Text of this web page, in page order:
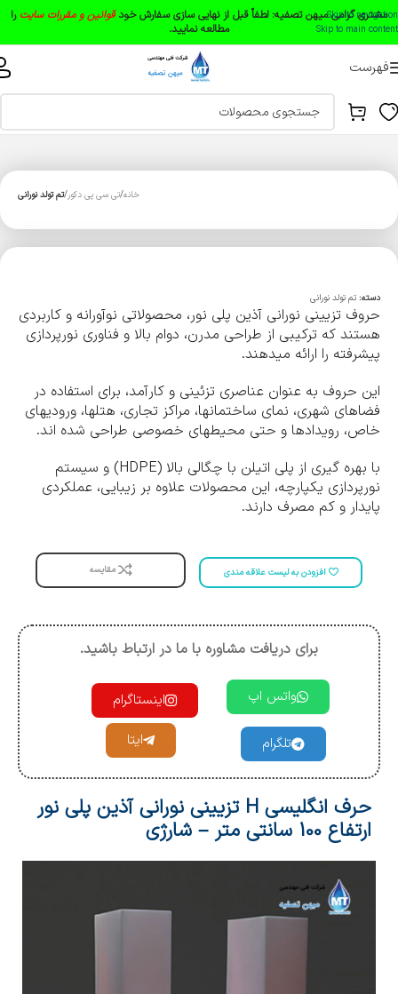
Skip to navigation
Skip to main content
مشتری گرامی میهن تصفیه: لطفاً قبل از نهایی سازی سفارش خودقوانین و مقررات سایت را
مطالعه نمایید.
فهرست
خانه تی سی پی دکور تم تولد نورانی
دسته: تم تولد نورانی
حروف تزیینی نورانی آذین پلی نور، محصولاتی نوآورانه و کاربردی
هستند که ترکیبی از طراحی مدرن، دوام بالا و فناوری نورپردازی
پیشرفته را ارائه میدهند.
این حروف به عنوان عناصری تزئینی و کارآمد، برای استفاده در
فضاهای شهری، نمای ساختمانها، مراکز تجاری، هتلها، ورودیهای
خاص، رویدادها و حتی محیطهای خصوصی طراحی شده اند.
با بهره گیری از پلی اتیلن با چگالی بالا (HDPE) و سیستم
نورپردازی یکپارچه، این محصولات علاوه بر زیبایی، عملکردی
پایدار و کم مصرف دارند.
افزودن به لیست علاقه مندی مقایسه
برای دریافت مشاوره با ما در ارتباط باشید.
واتس اپ اینستاگرام
تلگرام ایتا
حرف انگلیسی H تزیینی نورانی آذین پلی نور
ارتفاع 100 سانتی متر – شارژی